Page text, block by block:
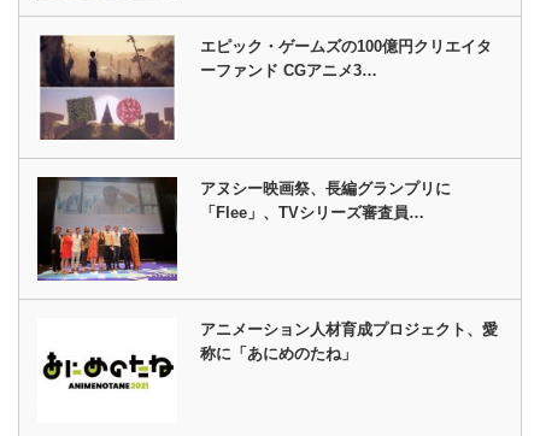
エピック・ゲームズの100億円クリエイタ
ーファンド CGアニメ3…
アヌシー映画祭、長編グランプリに
「Flee」、TVシリーズ審査員…
アニメーション人材育成プロジェクト、愛
称に「あにめのたね」